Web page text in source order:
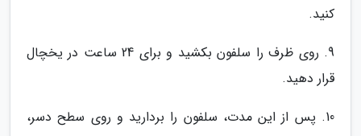
کنید.
9. روی ظرف را سلفون بکشید و برای 24 ساعت در یخچال
قرار دهید.
10. پس از این مدت، سلفون را بردارید و روی سطح دسر،